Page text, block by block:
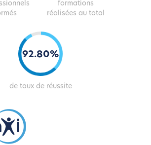
formations
réalisées au total
93.81%
de taux de réussite